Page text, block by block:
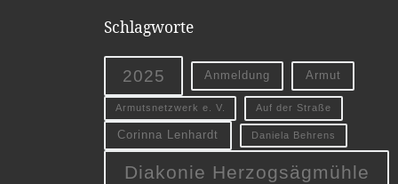
Schlagworte
2025 Anmeldung Armut
Armutsnetzwerk e. V. Auf der Straße
Corinna Lenhardt Daniela Behrens
Diakonie Herzogsägmühle